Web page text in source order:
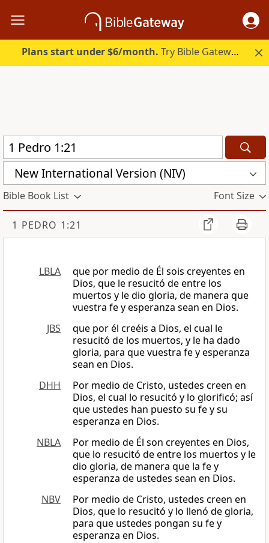
Plans start under $6/month. Try Bible Gateway Plus.
New International Version (NIV)
Bible Book List Font Size
1 PEDRO 1:21
LBLA
que por medio de Él sois creyentes en
Dios, que le resucitó de entre los
muertos y le dio gloria, de manera que
vuestra fe y esperanza sean en Dios.
JBS
que por él creéis a Dios, el cual le
resucitó de los muertos, y le ha dado
gloria, para que vuestra fe y esperanza
sean en Dios.
DHH
Por medio de Cristo, ustedes creen en
Dios, el cual lo resucitó y lo glorificó; así
que ustedes han puesto su fe y su
esperanza en Dios.
NBLA
Por medio de Él son creyentes en Dios,
que lo resucitó de entre los muertos y le
dio gloria, de manera que la fe y
esperanza de ustedes sean en Dios.
NBV
Por medio de Cristo, ustedes creen en
Dios, que lo resucitó y lo llenó de gloria,
para que ustedes pongan su fe y
esperanza en Dios.